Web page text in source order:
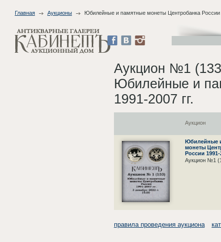
Главная Аукционы Юбилейные и памятные монеты Центробанка России
Аукцион №1
Юбилейные и
1991-2007 гг.
Аукцион
Юбилейные
монеты
России 1991-
Аукцион №1
правила проведения аукциона